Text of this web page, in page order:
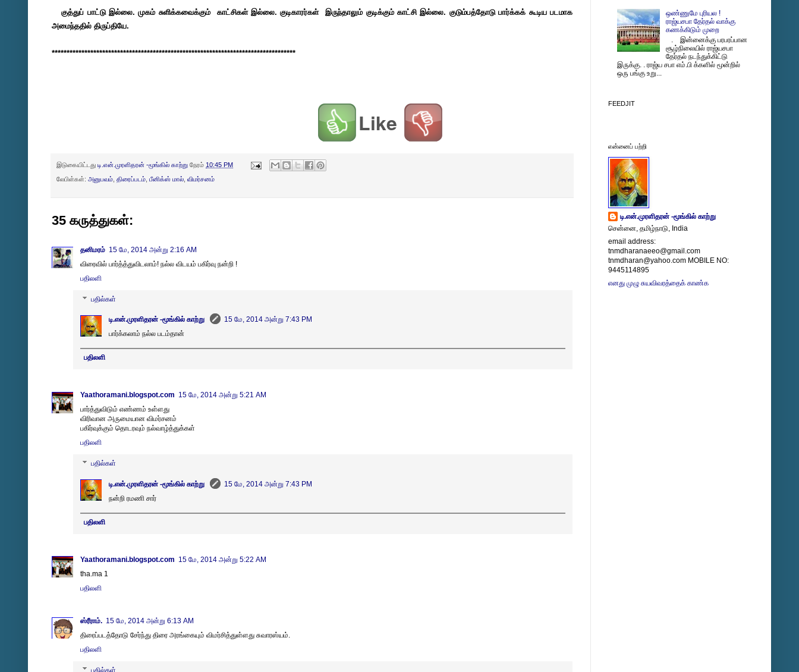
குத்துப் பாட்டு இல்லை. முகம் சுளிக்கவைக்கும் காட்சிகள் இல்லை. குடிகாரர்கள் இருந்தாலும் குடிக்கும் காட்சி இல்லை. குடும்பத்தோடு பார்க்கக் கூடிய படமாக
அமைந்ததில் திருப்தியே.
**********************************************************************************
Like
இடுகையிட்டது டி.என்.முரளிதரன் -மூங்கில் காற்று நேரம் 10:45 PM
லேபிள்கள்: அனுபவம் திரைப்படம் பீனிக்ஸ் மால் விமர்சனம்
35 கருத்துகள்:
தனிமரம் 15 மே, 2014 அன்று 2:16 AM
விரைவில் பார்த்த்துவிடலாம்! நல்ல விடயம் பகிர்வு நன்றி !
பதிலளி
பதில்கள்
டி.என்.முரளிதரன் -மூங்கில் காற்று
15 மே, 2014 அன்று 7:43 PM
பார்க்கலாம் நல்ல படம்தான்
பதிலளி
Yaathoramani.blogspot.com 15 மே, 2014 அன்று 5:21 AM
பார்த்துவிடும் எண்ணம் உள்ளது
விரிவான அருமையான விமர்சனம்
பகிர்வுக்கும் தொடரவும் நல்வாழ்த்துக்கள்
பதிலளி
பதில்கள்
டி.என்.முரளிதரன் -மூங்கில் காற்று
15 மே, 2014 அன்று 7:43 PM
நன்றி ரமணி சார்
பதிலளி
Yaathoramani.blogspot.com 15 மே, 2014 அன்று 5:22 AM
tha.ma 1
பதிலளி
ஸ்ரீராம். 15 மே, 2014 அன்று 6:13 AM
திரைப்படத்தோடு சேர்ந்து திரை அரங்கையும் விமர்சித்துள்ளது சுவாரஸ்யம்.
பதிலளி
பதில்கள்
ஒண்ணுமே புரியல !
ராஜ்யசபா தேர்தல் வாக்கு
கணக்கிடும் முறை
. இன்னைக்கு பரபரப்பான
சூழ்நிலையில் ராஜ்யசபா
தேர்தல் நடந்துக்கிட்டு
இருக்கு. . ராஜ்ய சபா எம்.பி க்களில் மூன்றில்
ஒரு பங்கு உறு...
FEEDJIT
என்னைப் பற்றி
டி.என்.முரளிதரன் -மூங்கில் காற்று
சென்னை, தமிழ்நாடு, India
email address:
tnmdharanaeeo@gmail.com
tnmdharan@yahoo.com MOBILE NO:
9445114895
எனது முழு சுயவிவரத்தைக் காண்க